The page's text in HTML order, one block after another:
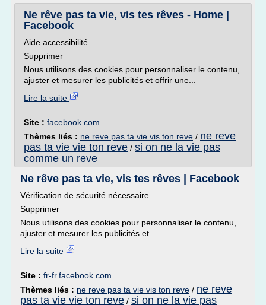
Ne rêve pas ta vie, vis tes rêves - Home |
Facebook
Aide accessibilité
Supprimer
Nous utilisons des cookies pour personnaliser le contenu,
ajuster et mesurer les publicités et offrir une...
Lire la suite
Site : facebook.com
Thèmes liés : ne reve pas ta vie vis ton reve / ne reve
pas ta vie vie ton reve / si on ne la vie pas
comme un reve
Ne rêve pas ta vie, vis tes rêves | Facebook
Vérification de sécurité nécessaire
Supprimer
Nous utilisons des cookies pour personnaliser le contenu,
ajuster et mesurer les publicités et...
Lire la suite
Site : fr-fr.facebook.com
Thèmes liés : ne reve pas ta vie vis ton reve / ne reve
pas ta vie vie ton reve / si on ne la vie pas